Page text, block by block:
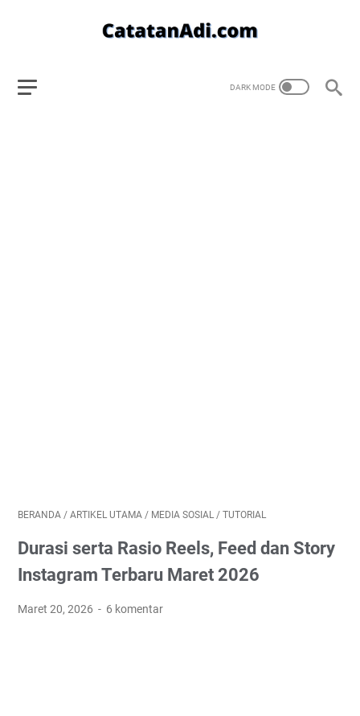
BERANDA / ARTIKEL UTAMA / MEDIA SOSIAL / TUTORIAL
Durasi serta Rasio Reels, Feed dan Story
Instagram Terbaru Maret 2026
Maret 20, 2026 6 komentar